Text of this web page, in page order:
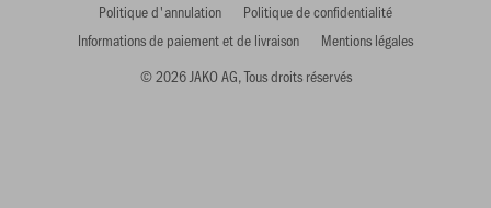
© 2026 JAKO AG, Tous droits réservés
Politique d'annulation
Politique de confidentialité
Informations de paiement et de livraison
Mentions légales